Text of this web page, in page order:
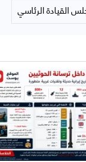
القيادة الرئاسي